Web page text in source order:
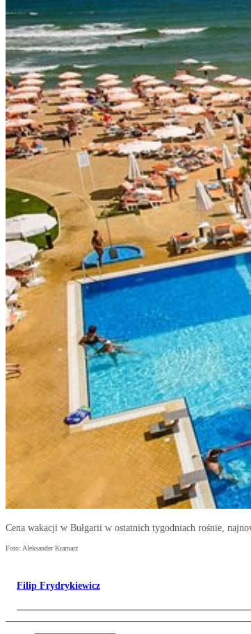
Cena wakacji w Bułgarii w ostatnich tygodniach rośnie,
Foto: Aleksander Kramarz
Filip Frydrykiewicz